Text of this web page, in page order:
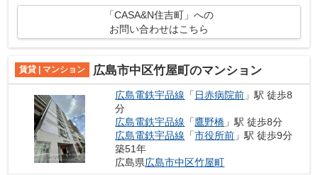
「CASA&N住吉町」への
お問い合わせはこちら
賃貸 | マンション 広島市中区竹屋町のマンション
広島電鉄宇品線 「 日赤病院前 」駅 徒歩8
分
広島電鉄宇品線 「鷹野橋 」駅 徒歩8分
広島電鉄宇品線 「市役所前 」駅 徒歩9分
築51年
広島県広島市中区竹屋町